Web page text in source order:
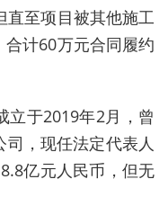
直至项目被其他施工
计60万元合同履约
立于2019年2月，曾
，现任法定代表人
亿元人民币，但无